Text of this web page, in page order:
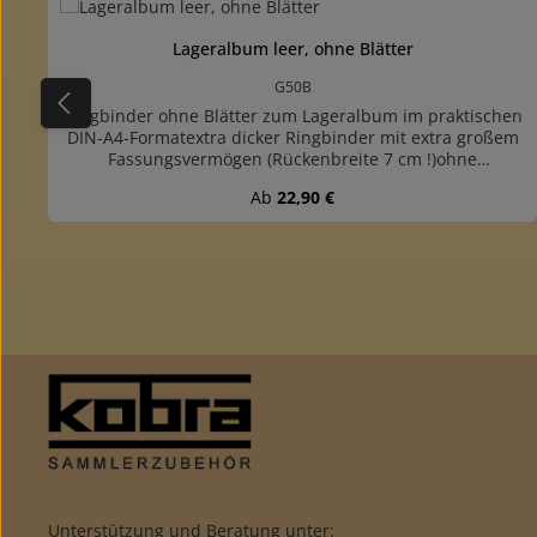
Lageralbum leer, ohne Blätter
G50B
Ringbinder ohne Blätter zum Lageralbum im praktischen
DIN-A4-Formatextra dicker Ringbinder mit extra großem
Fassungsvermögen (Rückenbreite 7 cm !)ohne
können Blätter an jeder Stelle leicht und schnell
herausgenommen oder eingefügt werdenverschiedene
Normmechanik (80-80-80 mm Lochabstand)farblich
passende Schutzkassette verfügbar
Regulärer Preis:
Ab 22,90 €
Unterstützung und Beratung unter: